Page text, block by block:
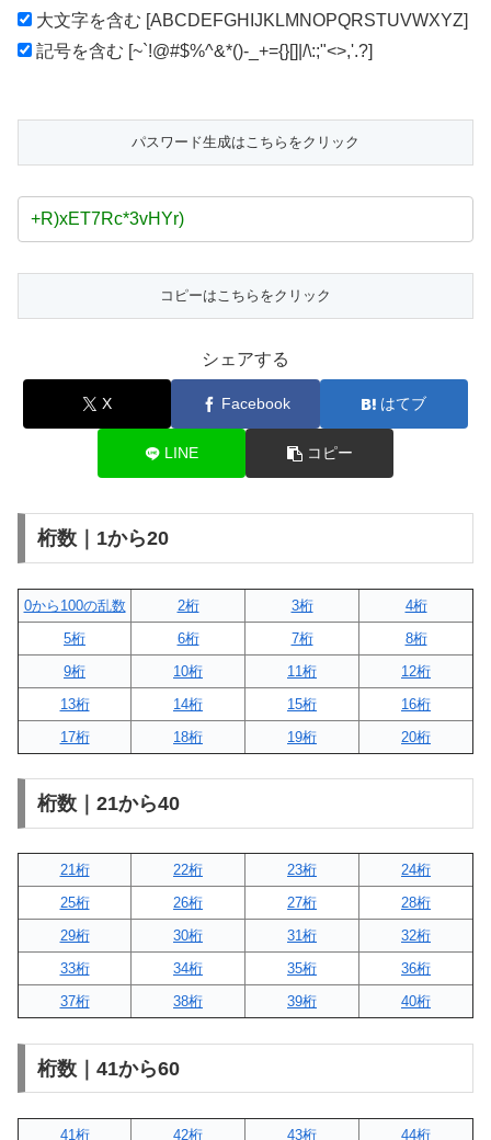
大文字を含む [ABCDEFGHIJKLMNOPQRSTUVWXYZ]
記号を含む [~`!@#$%^&*()-_+={}[]|/\:;"<>,'.?]
シェアする
X Facebook はてブ
LINE コピー
桁数｜1から20
0から100の乱数 2桁 3桁
4桁
5桁
6桁 7桁
8桁
9桁
10桁 11桁
12桁
13桁
14桁 15桁
16桁
17桁
18桁 19桁 20桁
桁数｜21から40
21桁 22桁 23桁
24桁
25桁
26桁 27桁
28桁
29桁
30桁 31桁
32桁
33桁
34桁 35桁
36桁
37桁
38桁 39桁 40桁
桁数｜41から60
41桁 42桁 43桁
44桁